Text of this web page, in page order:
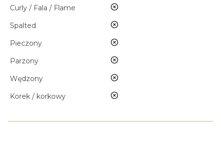
Curly / Fala / Flame nie
Spalted nie
Pieczony nie
Parzony nie
Wędzony nie
Korek / korkowy nie